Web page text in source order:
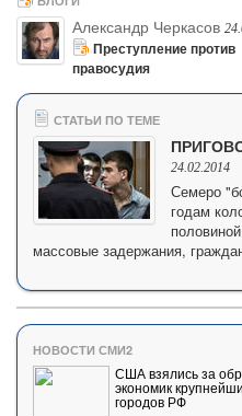
Александр Черкасов
Преступление против
правосудия
СТАТЬИ ПО ТЕМЕ
24.02.2014
Семеро
годам
массовые задержания,
НОВОСТИ СМИ2
США взялись за
экономик
городов РФ